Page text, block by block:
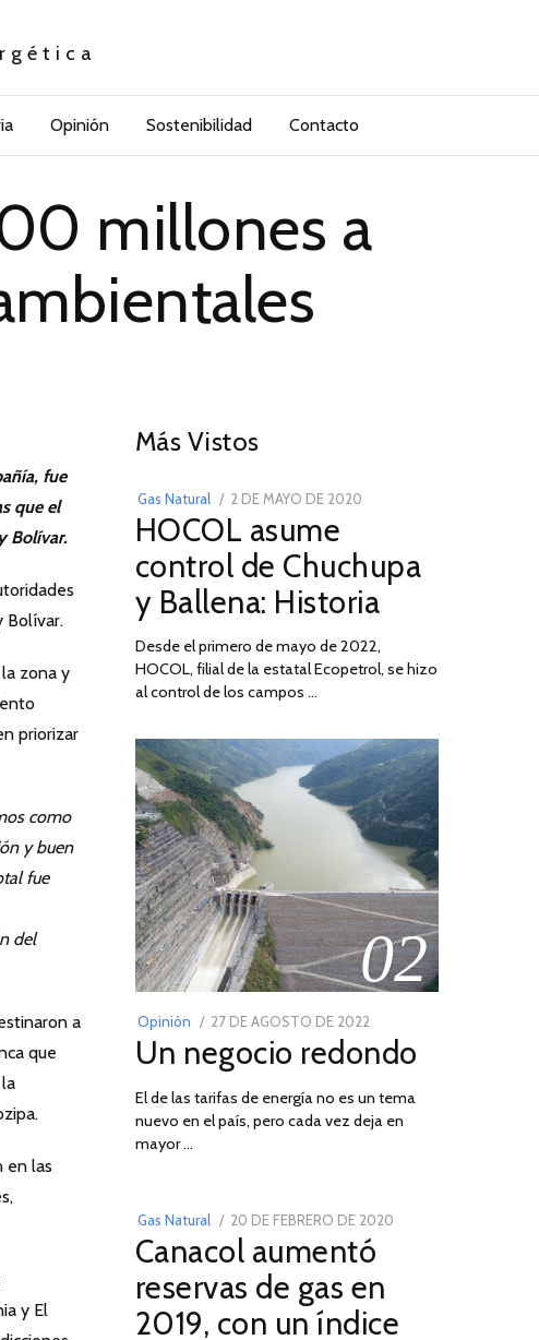
Opinión Sostenibilidad Contacto
millones a
fue
que el
Bolívar.
Bolívar.
zona y
priorizar
como
y buen
fue
del
a
que
en las
y El
Más Vistos
Gas Natural
POSTED
ON
2 DE MAYO DE 2020
DE
2026
HOCOL asume
control de Chuchupa
y Ballena: Historia
Desde el primero de mayo de 2022,
HOCOL, filial de la estatal Ecopetrol, se hizo
al control de los campos …
02
Opinión
POSTED
ON
27 DE AGOSTO DE 202230
DE
DE
2022
Un negocio redondo
El de las tarifas de energía no es un tema
nuevo en el país, pero cada vez deja en
mayor …
03
Gas Natural
POSTED
ON
20 DE FEBRERO DE 2020
2025
Canacol aumentó
reservas de gas en
2019, con un índice